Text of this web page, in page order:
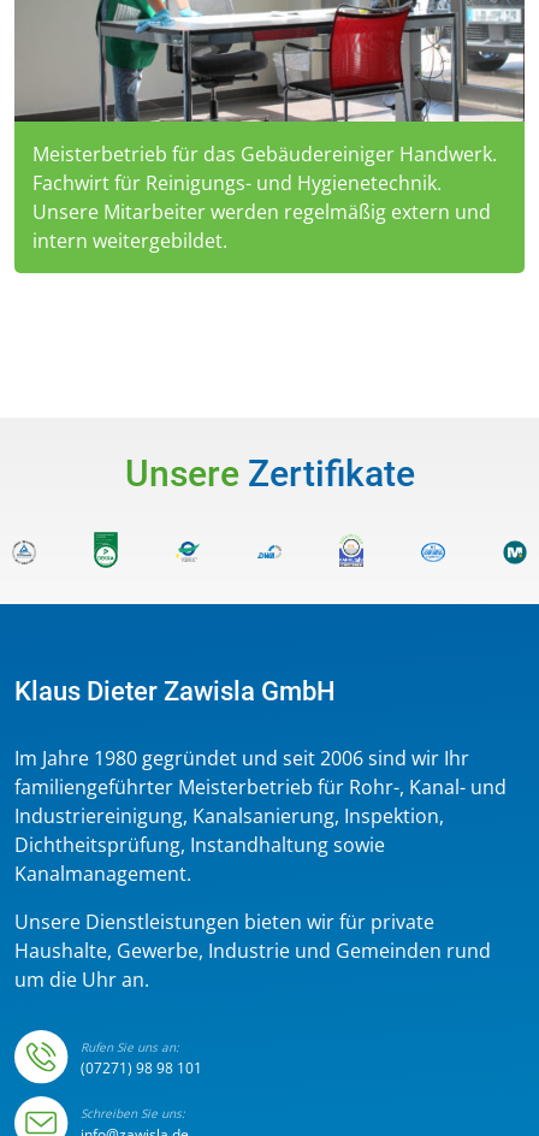
Meisterbetrieb für das Gebäudereiniger Handwerk.
Fachwirt für Reinigungs- und Hygienetechnik.
Unsere Mitarbeiter werden regelmäßig extern und
intern weitergebildet.
Unsere Zertifikate
Klaus Dieter Zawisla GmbH
Im Jahre 1980 gegründet und seit 2006 sind wir Ihr
familiengeführter Meisterbetrieb für Rohr-, Kanal- und
Industriereinigung, Kanalsanierung, Inspektion,
Dichtheitsprüfung, Instandhaltung sowie
Kanalmanagement.
Unsere Dienstleistungen bieten wir für private
Haushalte, Gewerbe, Industrie und Gemeinden rund
um die Uhr an.
Rufen Sie uns an:
(07271) 98 98 101
Schreiben Sie uns: